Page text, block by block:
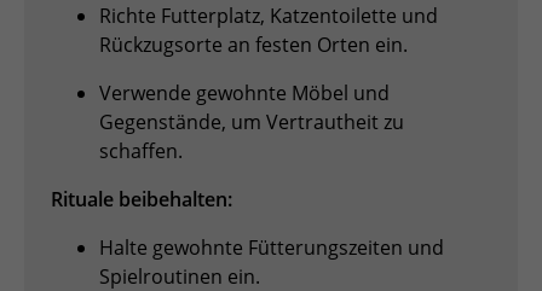
Richte Futterplatz, Katzentoilette und
Rückzugsorte an festen Orten ein.
Verwende gewohnte Möbel und
Gegenstände, um Vertrautheit zu
schaffen.
Rituale beibehalten:
Halte gewohnte Fütterungszeiten und
Spielroutinen ein.